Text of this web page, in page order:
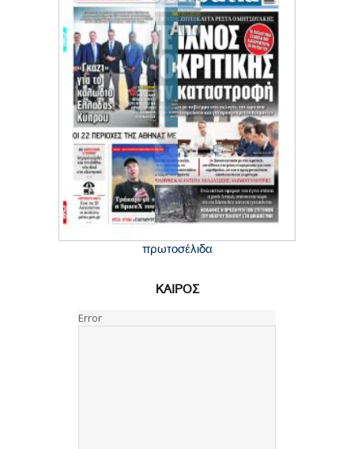
πρωτοσέλιδα
ΚΑΙΡΟΣ